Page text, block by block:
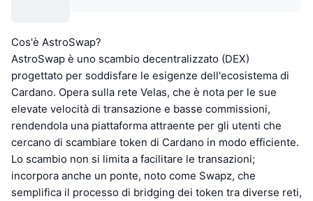
Cos'è AstroSwap?
AstroSwap è uno scambio decentralizzato (DEX)
progettato per soddisfare le esigenze dell'ecosistema di
Cardano. Opera sulla rete Velas, che è nota per le sue
elevate velocità di transazione e basse commissioni,
rendendola una piattaforma attraente per gli utenti che
cercano di scambiare token di Cardano in modo efficiente.
Lo scambio non si limita a facilitare le transazioni;
incorpora anche un ponte, noto come Swapz, che
semplifica il processo di bridging dei token tra diverse reti,